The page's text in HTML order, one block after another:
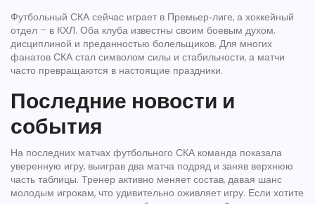
Футбольный СКА сейчас играет в Премьер‑лиге, а хоккейный
отдел – в КХЛ. Оба клуба известны своим боевым духом,
дисциплиной и преданностью болельщиков. Для многих
фанатов СКА стал символом силы и стабильности, а матчи
часто превращаются в настоящие праздники.
Последние новости и
события
На последних матчах футбольного СКА команда показала
уверенную игру, выиграв два матча подряд и заняв верхнюю
часть таблицы. Тренер активно меняет состав, давая шанс
молодым игрокам, что удивительно оживляет игру. Если хотите